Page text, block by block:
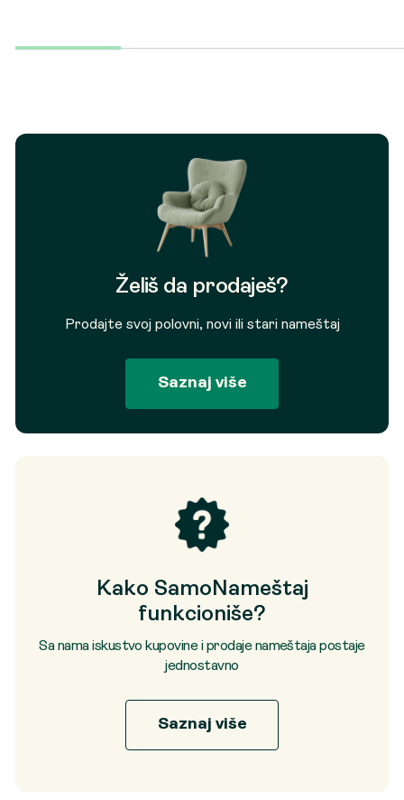
Želiš da prodaješ?
Prodajte svoj polovni, novi ili stari nameštaj
Saznaj više
Kako SamoNameštaj
funkcioniše?
Sa nama iskustvo kupovine i prodaje nameštaja postaje
jednostavno
Saznaj više